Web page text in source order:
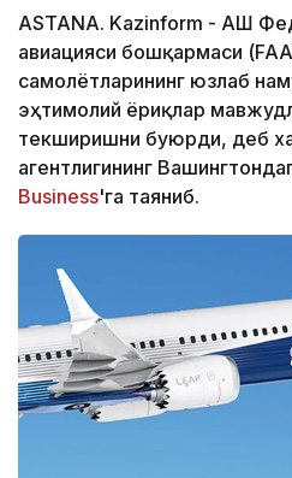
ASTANA. Kazinform - АҚШ
авиацияси бошқармаси
самолётларининг юзлаб
эҳтимолий ёриқлар
текширишни буюрди, деб
агентлигининг
Business'га таяниб.